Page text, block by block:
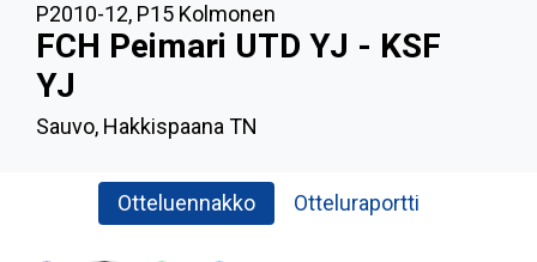
P2010-12, P15 Kolmonen
FCH Peimari UTD YJ - KSF
YJ
Sauvo, Hakkispaana TN
Otteluennakko Otteluraportti